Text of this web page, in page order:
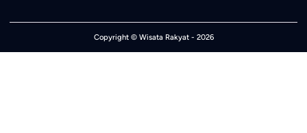
Copyright © Wisata Rakyat- 2026